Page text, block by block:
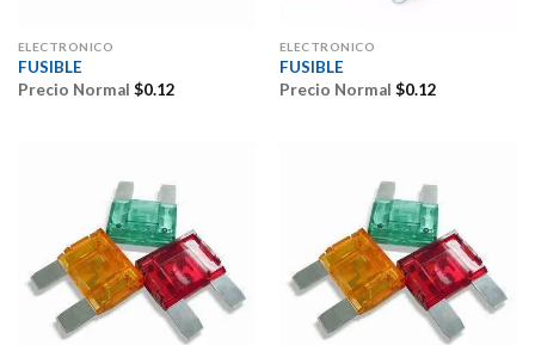
ELECTRONICO
FUSIBLE
Precio Normal $0.12
ELECTRONICO
FUSIBLE
Precio Normal $0.12